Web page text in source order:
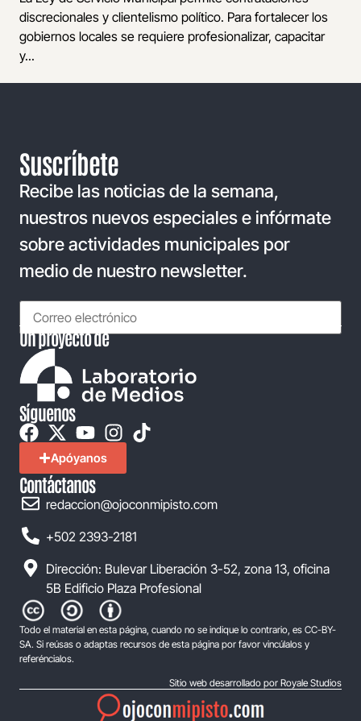
discrecionales y clientelismo político. Para fortalecer los
gobiernos locales se requiere profesionalizar, capacitar
y...
Suscríbete
Recibe las noticias de la semana,
nuestros nuevos especiales e infórmate
sobre actividades municipales por
medio de nuestro newsletter.
Un proyecto de
Síguenos
Apóyanos
Contáctanos
redaccion@ojoconmipisto.com
+502 2393-2181
Dirección: Bulevar Liberación 3-52, zona 13, oficina
5B Edificio Plaza Profesional
Todo el material en esta página, cuando no se indique lo contrario, es CC-BY-
SA. Si reúsas o adaptas recursos de esta página por favor vincúlalos y
referéncialos.
Sitio web desarrollado por Royale Studios